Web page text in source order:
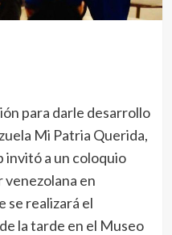
para darle desarrollo
Mi Patria Querida,
invitó a un coloquio
en
se realizará el
la tarde en el Museo